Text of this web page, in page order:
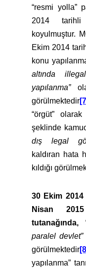
“resmi yolla”
2014 tarihli
koyulmuştur.
Ekim 2014
konu
altında
yapılanma”
görülmektedir
“örgüt” olarak
şeklinde
dış legal
kaldıran hata
kıldığı
30 Ekim
Nisan
tutanağında,
paralel devlet”
görülmektedir
yapılanma”